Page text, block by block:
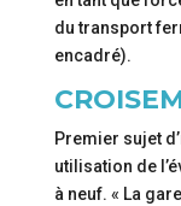
du transport
encadré).
Premier sujet
utilisation de
à neuf. « La